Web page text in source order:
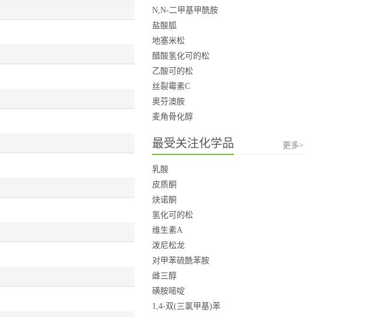
N,N-二甲基甲酰胺
盐酸胍
地塞米松
醋酸氢化可的松
乙酸可的松
丝裂霉素C
奥芬澳胺
麦角骨化醇
最受关注化学品 更多>
乳酸
皮质酮
炔诺酮
氢化可的松
维生素A
泼尼松龙
对甲苯硫酰苯胺
雌三醇
磺胺嘧啶
1,4-双(三氯甲基)苯